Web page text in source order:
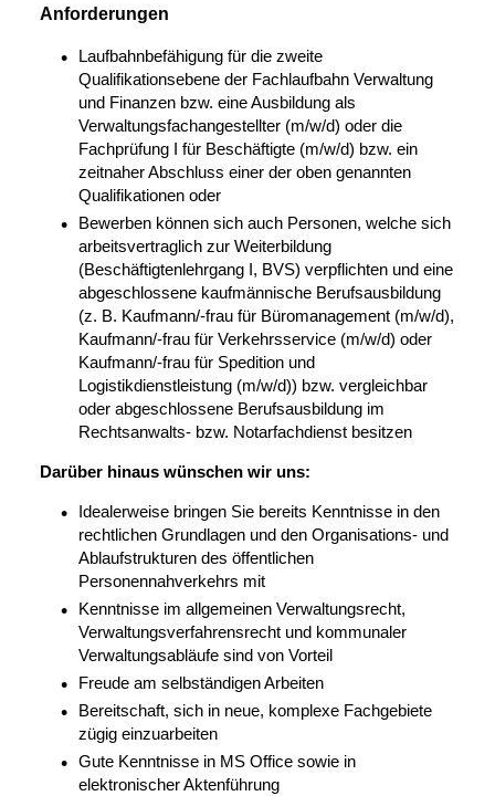
Anforderungen
Laufbahnbefähigung für die zweite
Qualifikationsebene der Fachlaufbahn Verwaltung
und Finanzen bzw. eine Ausbildung als
Verwaltungsfachangestellter (m/w/d) oder die
Fachprüfung I für Beschäftigte (m/w/d) bzw. ein
zeitnaher Abschluss einer der oben genannten
Qualifikationen oder
Bewerben können sich auch Personen, welche sich
arbeitsvertraglich zur Weiterbildung
(Beschäftigtenlehrgang I, BVS) verpflichten und eine
abgeschlossene kaufmännische Berufsausbildung
(z. B. Kaufmann/-frau für Büromanagement (m/w/d),
Kaufmann/-frau für Verkehrsservice (m/w/d) oder
Kaufmann/-frau für Spedition und
Logistikdienstleistung (m/w/d)) bzw. vergleichbar
oder abgeschlossene Berufsausbildung im
Rechtsanwalts- bzw. Notarfachdienst besitzen
Darüber hinaus wünschen wir uns:
Idealerweise bringen Sie bereits Kenntnisse in den
rechtlichen Grundlagen und den Organisations- und
Ablaufstrukturen des öffentlichen
Personennahverkehrs mit
Kenntnisse im allgemeinen Verwaltungsrecht,
Verwaltungsverfahrensrecht und kommunaler
Verwaltungsabläufe sind von Vorteil
Freude am selbständigen Arbeiten
Bereitschaft, sich in neue, komplexe Fachgebiete
zügig einzuarbeiten
Gute Kenntnisse in MS Office sowie in
elektronischer Aktenführung